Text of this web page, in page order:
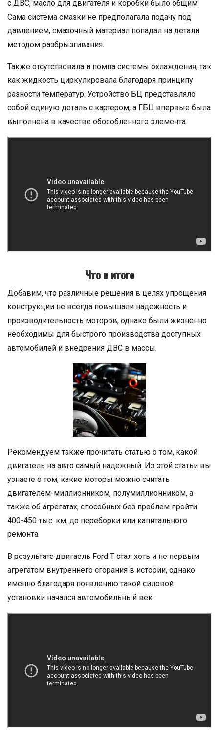
с ДВС, масло для двигателя и коробки было общим.
Сама система смазки не предполагала подачу под
давлением, смазочный материал попадал на детали
методом разбрызгивания.
Также отсутствовала и помпа системы охлаждения, так
как жидкость циркулировала благодаря принципу
разности температур. Устройство БЦ представляло
собой единую деталь с картером, а ГБЦ впервые была
выполнена в качестве обособленного элемента.
Что в итоге
Добавим, что различные решения в целях упрощения
конструкции не всегда повышали надежность и
производительность моторов, однако были жизненно
необходимы для быстрого производства доступных
автомобилей и внедрения ДВС в массы.
Рекомендуем также прочитать статью о том, какой
двигатель на авто самый надежный. Из этой статьи вы
узнаете о том, какие моторы можно считать
двигателем-миллионником, полумиллионником, а
также об агрегатах, способных без проблем пройти
400-450 тыс. км. до переборки или капитального
ремонта.
В результате двигаель Ford T стал хоть и не первым
агрегатом внутреннего сгорания в истории, однако
именно благодаря появлению такой силовой
установки начался автомобильный век.